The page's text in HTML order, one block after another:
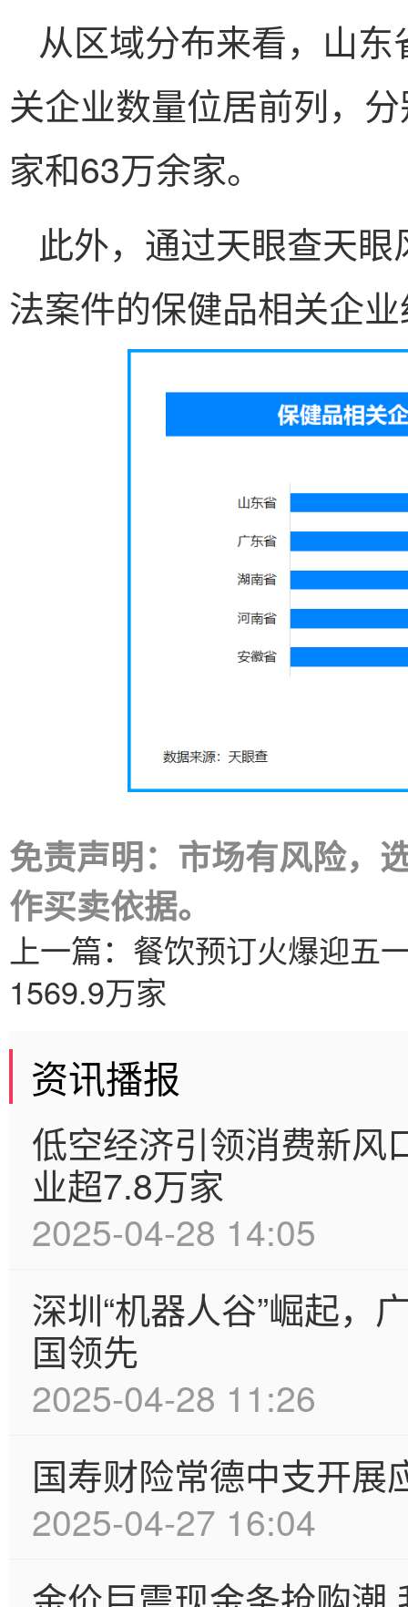
从区域分布来看，山
关企业数量位居前列，
家和63万余家。
此外，通过天眼查天
法案件的保健品相关企
免责声明：市场有风险，
作买卖依据。
上一篇： 餐饮预订火爆迎五
1569.9万家
资讯播报
低空经济引领消费新风
业超7.8万家
2025-04-28 14:05
深圳“机器人谷”崛起，
国领先
2025-04-28 11:26
国寿财险常德中支开展
2025-04-27 16:04